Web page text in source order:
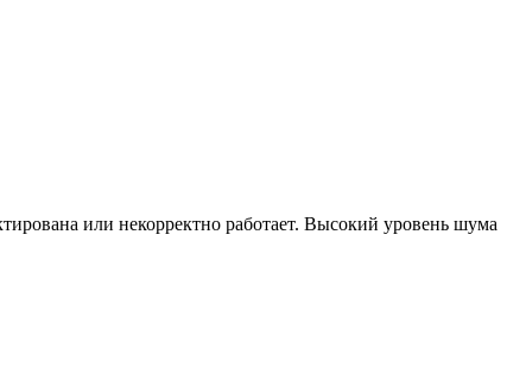
или некорректно работает. Высокий уровень шума